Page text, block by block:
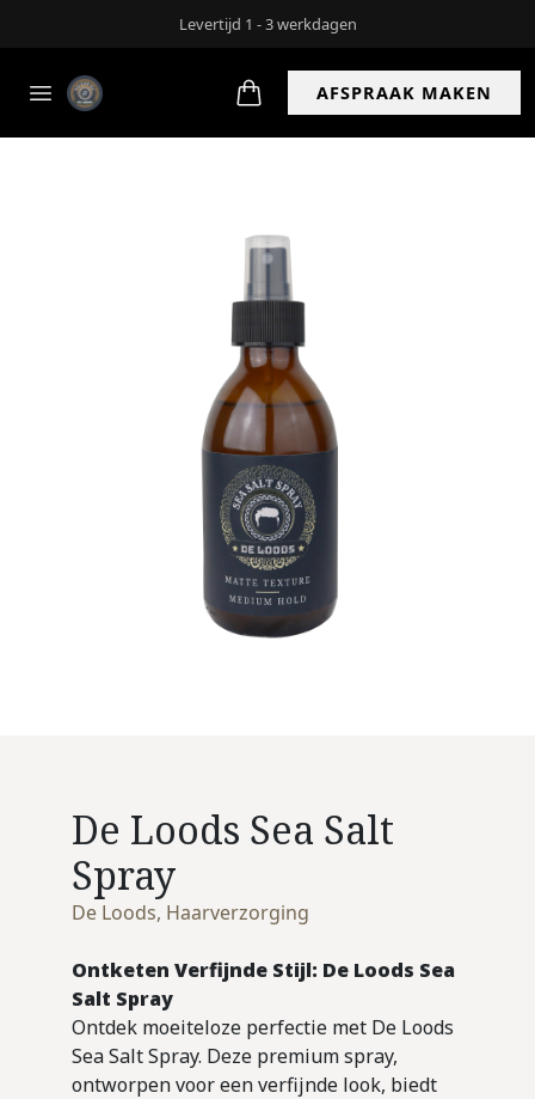
AFSPRAAK MAKEN
De Loods Sea Salt
Spray
De Loods, Haarverzorging
Ontketen Verfijnde Stijl: De Loods Sea
Salt Spray
Ontdek moeiteloze perfectie met De Loods
Sea Salt Spray. Deze premium spray,
ontworpen voor een verfijnde look, biedt